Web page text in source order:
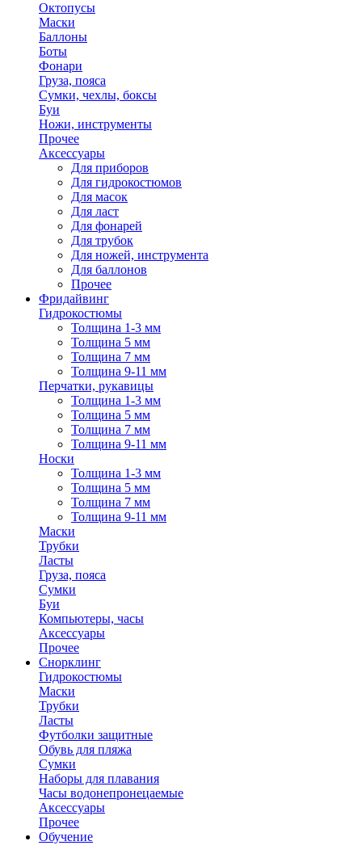
Октопусы
Маски
Баллоны
Боты
Фонари
Груза, пояса
Сумки, чехлы, боксы
Буи
Ножи, инструменты
Прочее
Аксессуары
Для приборов
Для гидрокостюмов
Для масок
Для ласт
Для фонарей
Для трубок
Для ножей, инструмента
Для баллонов
Прочее
Фридайвинг
Гидрокостюмы
Толщина 1-3 мм
Толщина 5 мм
Толщина 7 мм
Толщина 9-11 мм
Перчатки, рукавицы
Толщина 1-3 мм
Толщина 5 мм
Толщина 7 мм
Толщина 9-11 мм
Носки
Толщина 1-3 мм
Толщина 5 мм
Толщина 7 мм
Толщина 9-11 мм
Маски
Трубки
Ласты
Груза, пояса
Сумки
Буи
Компьютеры, часы
Аксессуары
Прочее
Снорклинг
Гидрокостюмы
Маски
Трубки
Ласты
Футболки защитные
Обувь для пляжа
Сумки
Наборы для плавания
Часы водонепронецаемые
Аксессуары
Прочее
Обучение